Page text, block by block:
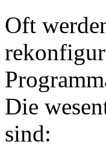
Oft
Die
sind: